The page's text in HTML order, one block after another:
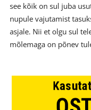
see kõik on sul juba
nupule vajutamist
asjale. Nii et olgu sul
mõlemaga on põnev